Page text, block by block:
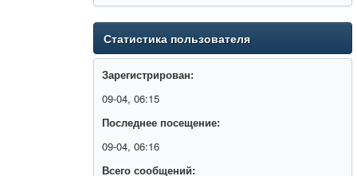
Статистика пользователя
Зарегистрирован:
09-04, 06:15
Последнее посещение:
09-04, 06:16
Всего сообщений: